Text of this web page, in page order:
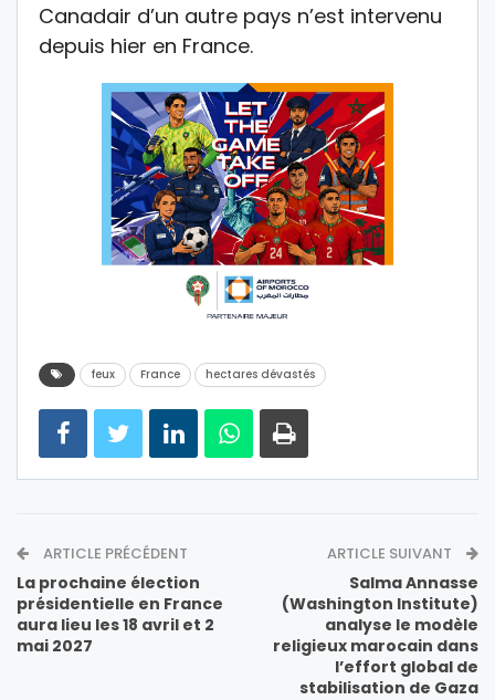
Canadair d’un autre pays n’est intervenu
depuis hier en France.
feux France hectares dévastés
ARTICLE PRÉCÉDENT
La prochaine élection
présidentielle en France
aura lieu les 18 avril et 2
mai 2027
ARTICLE SUIVANT
Salma Annasse
(Washington Institute)
analyse le modèle
religieux marocain dans
l’effort global de
stabilisation de Gaza